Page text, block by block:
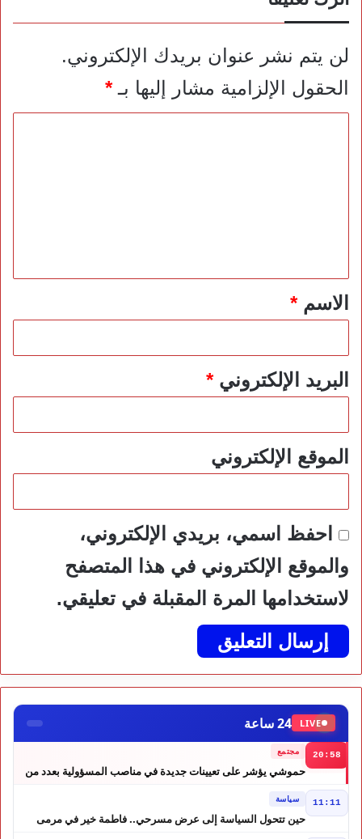
لن يتم نشر عنوان بريدك الإلكتروني.
الحقول الإلزامية مشار إليها بـ*
*الاسم*
البريد الإلكتروني*
الموقع الإلكتروني
احفظ اسمي، بريدي الإلكتروني،
والموقع الإلكتروني في هذا المتصفح
لاستخدامها المرة المقبلة في تعليقي.
LIVE 24 ساعة
20:58 مجتمع
حموشي يؤشر على تعيينات جديدة في مناصب المسؤولية بعدد من
11:11 سياسة
حين تتحول السياسة إلى عرض مسرحي.. فاطمة خير في مرمى